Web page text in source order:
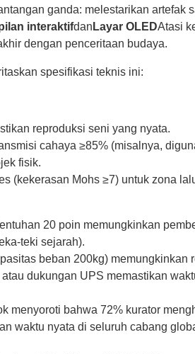
ganda: melestarikan artefak
interaktifdan Layar OLEDAtasi
dengan penceritaan budaya.
spesifikasi teknis ini:
reproduksi seni yang nyata.
cahaya ≥85% (misalnya,
fisik.
(kekerasan Mohs ≥7) untuk zona
20 poin memungkinkan
teki sejarah).
beban 200kg) memungkinkan
dukungan UPS memastikan
menyoroti bahwa 72% kurator
waktu nyata di seluruh cabang